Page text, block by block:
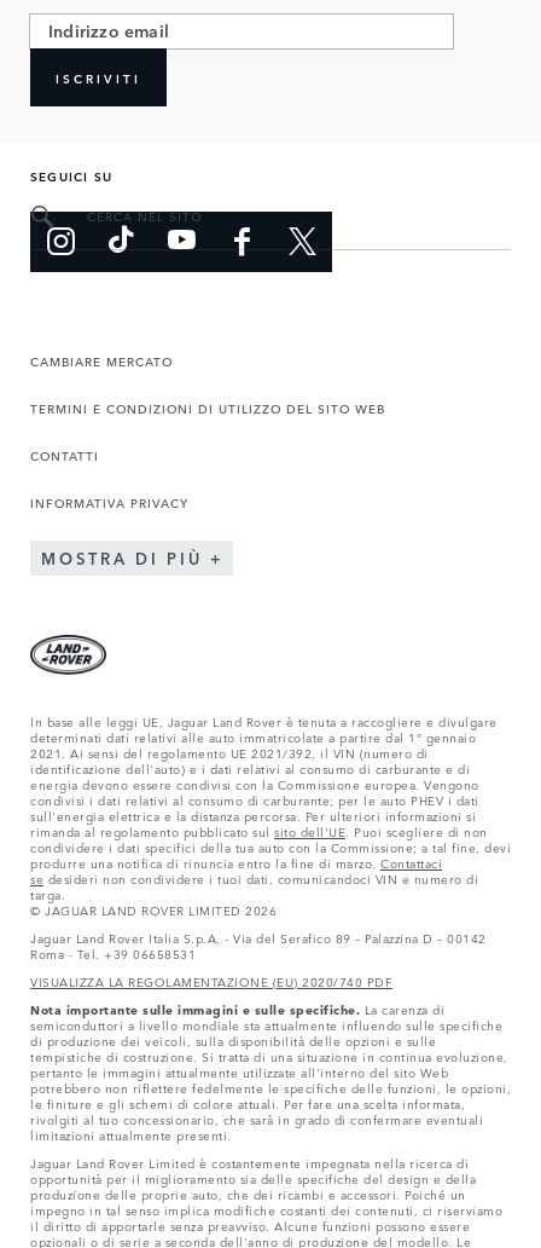
ISCRIVITI
SEGUICI SU
CERCA NEL SITO
CAMBIARE MERCATO
TERMINI E CONDIZIONI DI UTILIZZO DEL SITO WEB
CONTATTI
INFORMATIVA PRIVACY
MOSTRA DI PIÙ
In base alle leggi UE, Jaguar Land Rover è tenuta a raccogliere e divulgare
determinati dati relativi alle auto immatricolate a partire dal 1° gennaio
2021. Ai sensi del regolamento UE 2021/392, il VIN (numero di
identificazione dell'auto) e i dati relativi al consumo di carburante e di
energia devono essere condivisi con la Commissione europea. Vengono
condivisi i dati relativi al consumo di carburante; per le auto PHEV i dati
sull'energia elettrica e la distanza percorsa. Per ulteriori informazioni si
rimanda al regolamento pubblicato sul sito dell'UE . Puoi scegliere di non
condividere i dati specifici della tua auto con la Commissione; a tal fine, devi
produrre una notifica di rinuncia entro la fine di marzo. Contattaci
se desideri non condividere i tuoi dati, comunicandoci VIN e numero di
targa.
© JAGUAR LAND ROVER LIMITED 2026
Jaguar Land Rover Italia S.p.A. - Via del Serafico 89 – Palazzina D – 00142
Roma - Tel. +39 06658531
VISUALIZZA LA REGOLAMENTAZIONE (EU) 2020/740 PDF
Nota importante sulle immagini e sulle specifiche. La carenza di
semiconduttori a livello mondiale sta attualmente influendo sulle specifiche
di produzione dei veicoli, sulla disponibilità delle opzioni e sulle
tempistiche di costruzione. Si tratta di una situazione in continua evoluzione,
pertanto le immagini attualmente utilizzate all'interno del sito Web
potrebbero non riflettere fedelmente le specifiche delle funzioni, le opzioni,
le finiture e gli schemi di colore attuali. Per fare una scelta informata,
rivolgiti al tuo concessionario, che sarà in grado di confermare eventuali
limitazioni attualmente presenti.
Jaguar Land Rover Limited è costantemente impegnata nella ricerca di
opportunità per il miglioramento sia delle specifiche del design e della
produzione delle proprie auto, che dei ricambi e accessori. Poiché un
impegno in tal senso implica modifiche costanti dei contenuti, ci riserviamo
il diritto di apportarle senza preavviso. Alcune funzioni possono essere
opzionali o di serie a seconda dell'anno di produzione del modello. Le